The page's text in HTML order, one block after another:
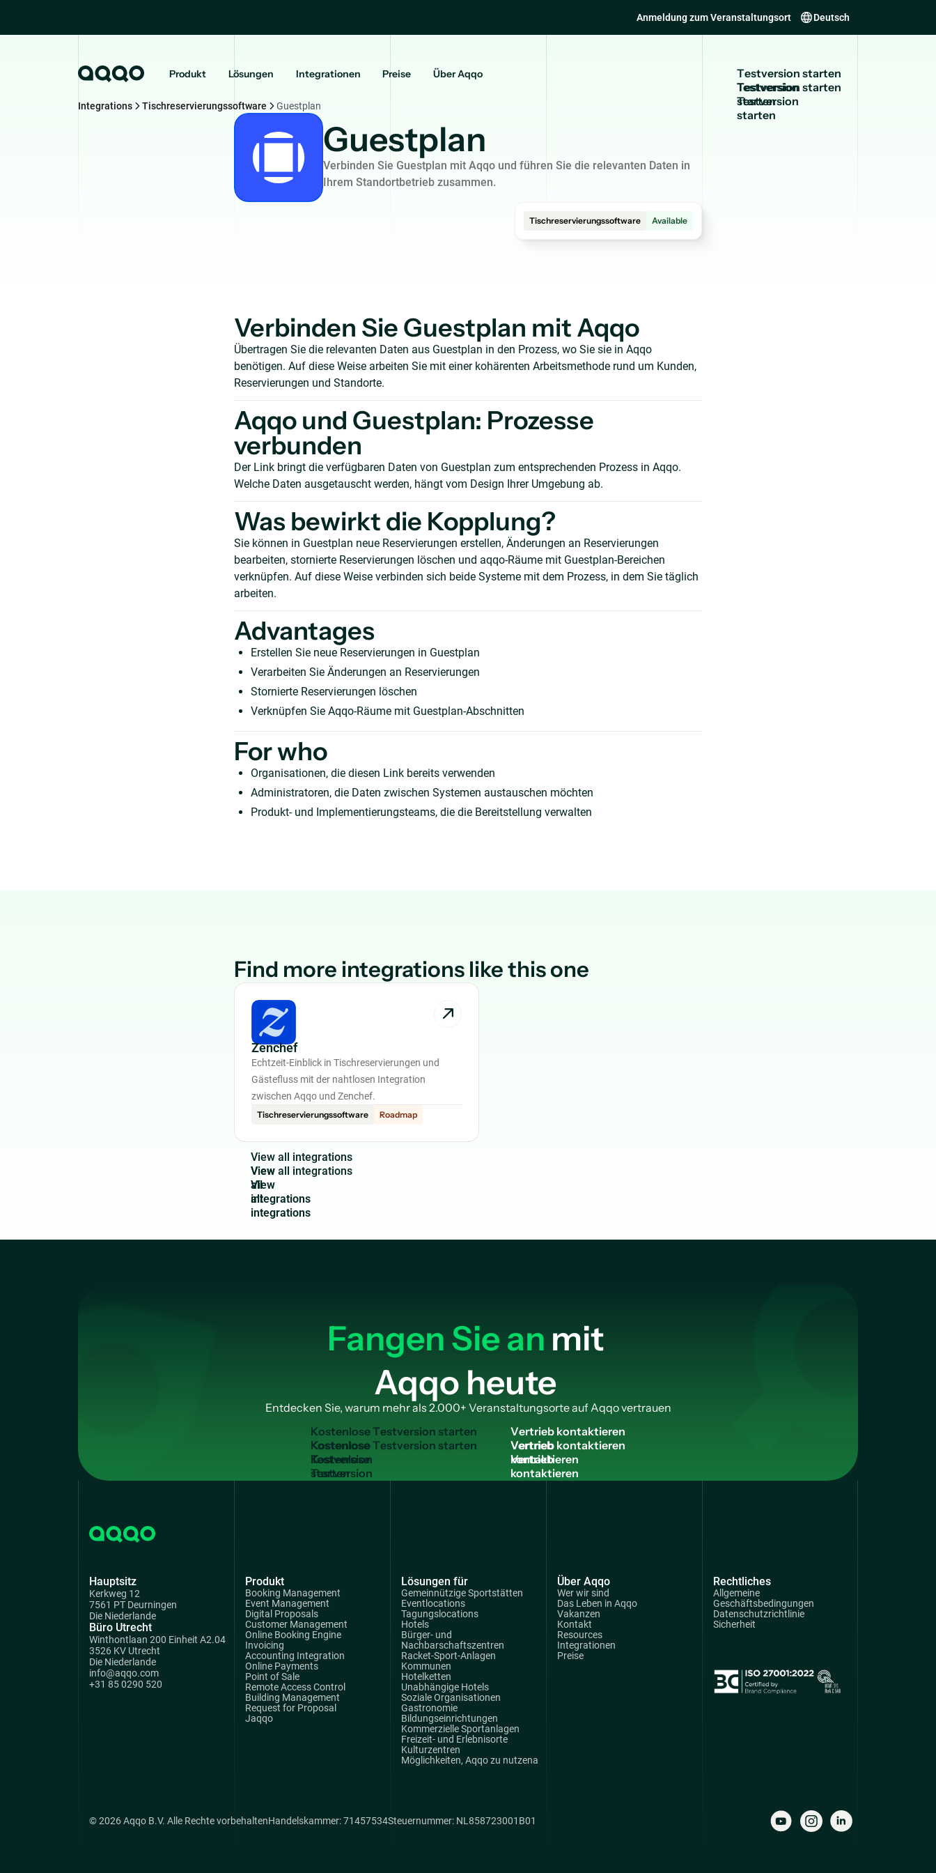
Anmeldung zum Veranstaltungsort Deutsch
Produkt Lösungen Integrationen Preise Über Aqqo Testversionstarten
Testversion
starten
Integrations Tischreservierungssoftware Guestplan
Guestplan
Verbinden Sie Guestplan mit Aqqo und führen Sie die relevanten Daten in
Ihrem Standortbetrieb zusammen.
Tischreservierungssoftware Available
Verbinden Sie Guestplan mit Aqqo
Übertragen Sie die relevanten Daten aus Guestplan in den Prozess, wo Sie sie in Aqqo
benötigen. Auf diese Weise arbeiten Sie mit einer kohärenten Arbeitsmethode rund um Kunden,
Reservierungen und Standorte.
Aqqo und Guestplan: Prozesse
verbunden
Der Link bringt die verfügbaren Daten von Guestplan zum entsprechenden Prozess in Aqqo.
Welche Daten ausgetauscht werden, hängt vom Design Ihrer Umgebung ab.
Was bewirkt die Kopplung?
Sie können in Guestplan neue Reservierungen erstellen, Änderungen an Reservierungen
bearbeiten, stornierte Reservierungen löschen und aqqo-Räume mit Guestplan-Bereichen
verknüpfen. Auf diese Weise verbinden sich beide Systeme mit dem Prozess, in dem Sie täglich
arbeiten.
Advantages
Erstellen Sie neue Reservierungen in Guestplan
Verarbeiten Sie Änderungen an Reservierungen
Stornierte Reservierungen löschen
Verknüpfen Sie Aqqo-Räume mit Guestplan-Abschnitten
For who
Organisationen, die diesen Link bereits verwenden
Administratoren, die Daten zwischen Systemen austauschen möchten
Produkt- und Implementierungsteams, die die Bereitstellung verwalten
Find more integrations like this one
Zenchef
Echtzeit-Einblick in Tischreservierungen und
Gästefluss mit der nahtlosen Integration
zwischen Aqqo und Zenchef.
Tischreservierungssoftware
Roadmap
View all integrations
View
all
integrations
Fangen Sie an mit
Aqqo heute
Entdecken Sie, warum mehr als 2.000+ Veranstaltungsorte auf Aqqo vertrauen
KostenloseTestversion starten
Kostenlose
Testversion
starten
Vertriebkontaktieren
Vertrieb
kontaktieren
Hauptsitz
Kerkweg 12
7561 PT Deurningen
Die Niederlande
Büro Utrecht
Winthontlaan 200 Einheit A2.04
3526 KV Utrecht
Die Niederlande
info@aqqo.com
+31 85 0290 520
Produkt
Booking Management
Event Management
Digital Proposals
Customer Management
Online Booking Engine
Invoicing
Accounting Integration
Online Payments
Point of Sale
Remote Access Control
Building Management
Request for Proposal
Jaqqo
Lösungen für
Gemeinnützige Sportstätten
Eventlocations
Tagungslocations
Hotels
Bürger- und
Nachbarschaftszentren
Racket-Sport-Anlagen
Kommunen
Hotelketten
Unabhängige Hotels
Soziale Organisationen
Gastronomie
Bildungseinrichtungen
Kommerzielle Sportanlagen
Freizeit- und Erlebnisorte
Kulturzentren
Möglichkeiten, Aqqo zu nutzena
Über Aqqo
Wer wir sind
Das Leben in Aqqo
Vakanzen
Kontakt
Resources
Integrationen
Preise
Rechtliches
Allgemeine
Geschäftsbedingungen
Datenschutzrichtlinie
Sicherheit
© 2026 Aqqo B.V. Alle Rechte vorbehaltenHandelskammer: 71457534Steuernummer: NL858723001B01